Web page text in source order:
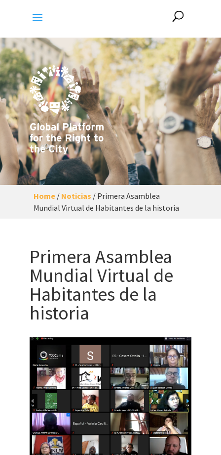
Home/ Noticias / Primera Asamblea
Mundial Virtual de Habitantes de la historia
Primera Asamblea
Mundial Virtual de
Habitantes de la
historia